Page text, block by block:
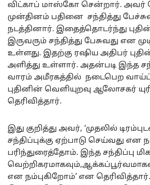
விட்காப் மாஸ்கோ சென்றார். அவர்
முன்தினம் பதினை சந்தித்து
நடத்தினார். இதைத்தொடர்ந்து
இருவரும் சந்தித்து பேசுவது என
உள்ளது. இதற்கு ரஷிய அதிபர்
அளித்து உள்ளார். அதன்படி இந்த
வாரம் அமீரகத்தில் நடைபெற
புதினின் வெளியுறவு ஆலோசகர்
தெரிவித்தார்.
இது குறித்து அவர், ‘முதலில்
சந்திப்புக்கு ஏற்பாடு செய்வது என
பரிந்துரைத்தோம். இந்த சந்திப்பு
என நம்புகிறோம்’ என